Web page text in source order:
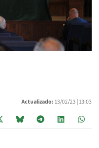
Actualizado: 13/02/23 | 13:03